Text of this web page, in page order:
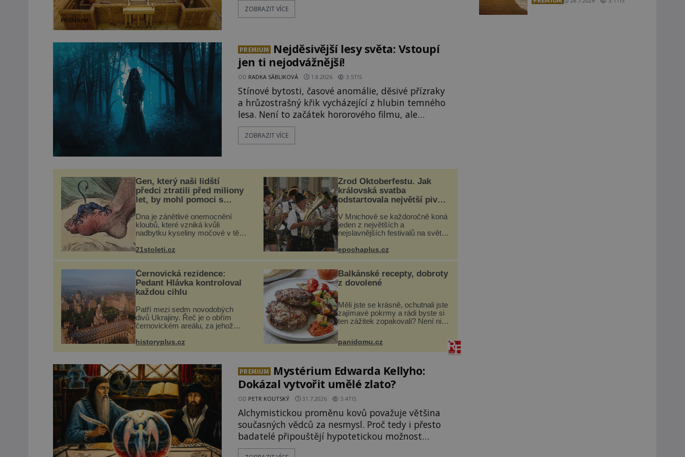
PREMIUM
tajemným obsahem. Kapitán lodi už na ně čeká.
kapitáne?“ zeptá se ho jeden z templářů. „Do Sk
ZOBRAZIT VÍCE
PREMIUM
Nejděsivější lesy světa: Vstoupí
jen ti nejodvážnější!
OD RADKA SÁBLIKOVÁ 1.8.2026 3.5TIS
Stínové bytosti, časové anomálie, děsivé přízraky
a hrůzostrašný křik vycházející z hlubin temného
lesa. Není to začátek hororového filmu, ale
události, které popisují návštěvníci lesů, které
jsou označovány jako nejděsivější na světě. Lidé
A odvážili byste se je navštívit? [gallery ids="17
ZOBRAZIT VÍCE
Gen, který naši lidští
předci ztratili před miliony
let, by mohl pomoci s
Dna je zánětlivé onemocnění
kloubů, které vzniká kvůli
nadbytku kyseliny močové v těle.
v blízkosti kloubů, nejčastěji
přitom postihuje palce na nohou,
21stoleti.cz
Zrod Oktoberfestu. Jak
královská svatba
odstartovala největší pivní
V Mnichově se každoročně koná
jeden z největších a
nejslavnějších festivalů na světě
miliony návštěvníků, kteří si
vychutnávají pivo, tradiční jídlo a
epochaplus.cz
Černovická rezidence:
Pedant Hlávka kontroloval
každou cihlu
Patří mezi sedm novodobých
divů Ukrajiny. Řeč je o obřím
černovickém areálu, za jehož
architekt Josef Hlávka. Ten si na
něm dal mimořádně záležet.
historyplus.cz
Balkánské recepty, dobroty
z dovolené
Měli jste se krásně, ochutnali jste
zajímavé pokrmy a rádi byste si
ten zážitek zopakovali? Není nic
Možná jste ji ochutnali na
dovolené v bývalé Jugoslávii, lze
ji vi...
panidomu.cz
PREMIUM
Mystérium Edwarda Kellyho:
Dokázal vytvořit umělé zlato?
OD PETR KOUTSKÝ 31.7.2026 3.4TIS
Alchymistickou proměnu kovů považuje většina
současných vědců za nesmysl. Proč tedy i přesto
badatelé připouštějí hypotetickou možnost
transmutace? Mohl její podstatu odhalit anglický